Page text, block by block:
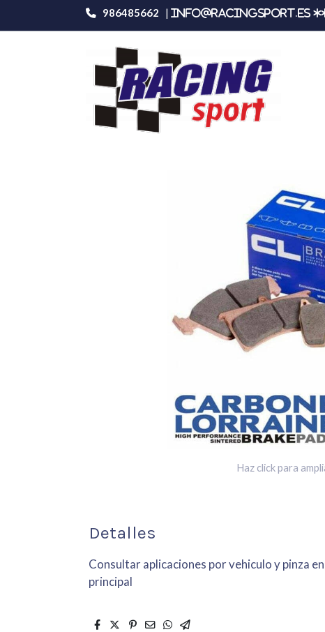
986485662 | info@racingsport.es **
Productos Carbone Lorraine
Haz click para
Detalles
Consultar aplicaciones por vehiculo y pinza
principal